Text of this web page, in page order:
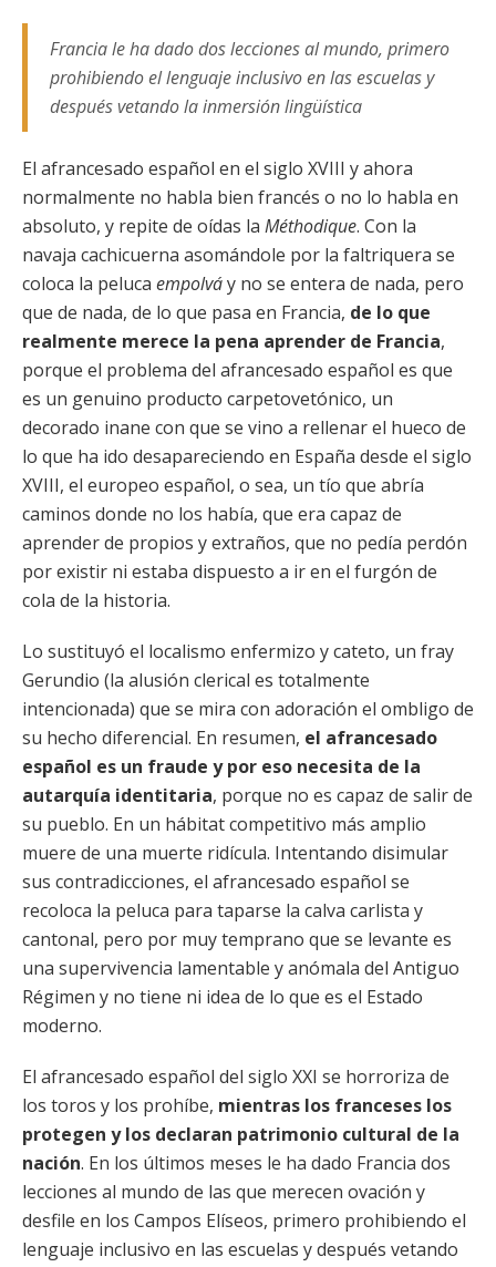
Francia le ha dado dos lecciones al mundo, primero
prohibiendo el lenguaje inclusivo en las escuelas y
después vetando la inmersión lingüística
El afrancesado español en el siglo XVIII y ahora
normalmente no habla bien francés o no lo habla en
absoluto, y repite de oídas la Méthodique. Con la
navaja cachicuerna asomándole por la faltriquera se
coloca la peluca empolváy no se entera de nada, pero
que de nada, de lo que pasa en Francia, de lo que
realmente merece la pena aprender de Francia,
porque el problema del afrancesado español es que
es un genuino producto carpetovetónico, un
decorado inane con que se vino a rellenar el hueco de
lo que ha ido desapareciendo en España desde el siglo
XVIII, el europeo español, o sea, un tío que abría
caminos donde no los había, que era capaz de
aprender de propios y extraños, que no pedía perdón
por existir ni estaba dispuesto a ir en el furgón de
cola de la historia.
Lo sustituyó el localismo enfermizo y cateto, un fray
Gerundio (la alusión clerical es totalmente
intencionada) que se mira con adoración el ombligo de
su hecho diferencial. En resumen, el afrancesado
español es un fraude y por eso necesita de la
autarquía identitaria, porque no es capaz de salir de
su pueblo. En un hábitat competitivo más amplio
muere de una muerte ridícula. Intentando disimular
sus contradicciones, el afrancesado español se
recoloca la peluca para taparse la calva carlista y
cantonal, pero por muy temprano que se levante es
una supervivencia lamentable y anómala del Antiguo
Régimen y no tiene ni idea de lo que es el Estado
moderno.
El afrancesado español del siglo XXI se horroriza de
los toros y los prohíbe, mientras los franceses los
protegen y los declaran patrimonio cultural de la
nación. En los últimos meses le ha dado Francia dos
lecciones al mundo de las que merecen ovación y
desfile en los Campos Elíseos, primero prohibiendo el
lenguaje inclusivo en las escuelas y después vetando